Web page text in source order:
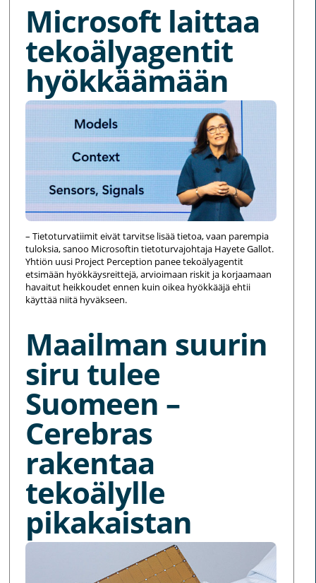
Microsoft laittaa
tekoälyagentit
hyökkäämään
– Tietoturvatiimit eivät tarvitse lisää tietoa, vaan parempia
tuloksia, sanoo Microsoftin tietoturvajohtaja Hayete Gallot.
Yhtiön uusi Project Perception panee tekoälyagentit
etsimään hyökkäysreittejä, arvioimaan riskit ja korjaamaan
havaitut heikkoudet ennen kuin oikea hyökkääjä ehtii
käyttää niitä hyväkseen.
Maailman suurin
siru tulee
Suomeen –
Cerebras
rakentaa
tekoälylle
pikakaistan